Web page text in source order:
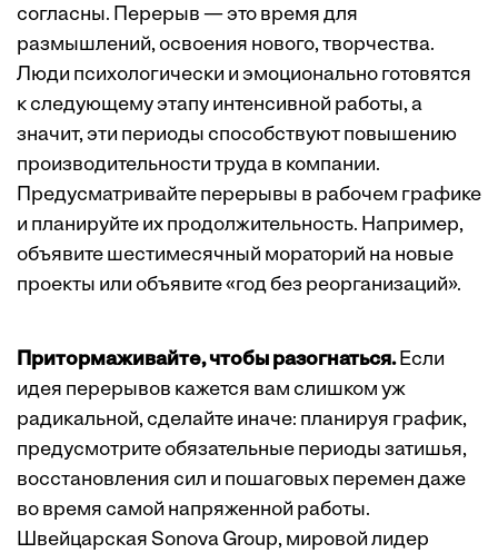
согласны. Перерыв — это время для
размышлений, освоения нового, творчества.
Люди психологически и эмоционально готовятся
к следующему этапу интенсивной работы, а
значит, эти периоды способствуют повышению
производительности труда в компании.
Предусматривайте перерывы в рабочем графике
и планируйте их продолжительность. Например,
объявите шестимесячный мораторий на новые
проекты или объявите «год без реорганизаций».
Притормаживайте, чтобы разогнаться.Если
идея перерывов кажется вам слишком уж
радикальной, сделайте иначе: планируя график,
предусмотрите обязательные периоды затишья,
восстановления сил и пошаговых перемен даже
во время самой напряженной работы.
Швейцарская Sonova Group, мировой лидер